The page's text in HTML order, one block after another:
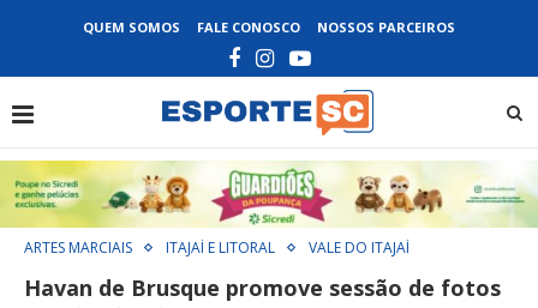
QUEM SOMOS FALE CONOSCO NOSSOS PARCEIROS
ARTES MARCIAIS ITAJAÍ E LITORAL VALE DO ITAJAÍ
Havan de Brusque promove sessão de fotos